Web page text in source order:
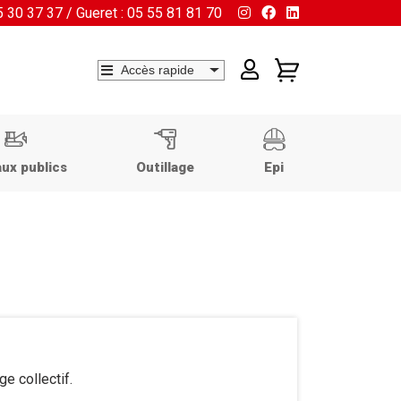
30 37 37 / Gueret : 05 55 81 81 70
publics Outillage Epi
collectif.